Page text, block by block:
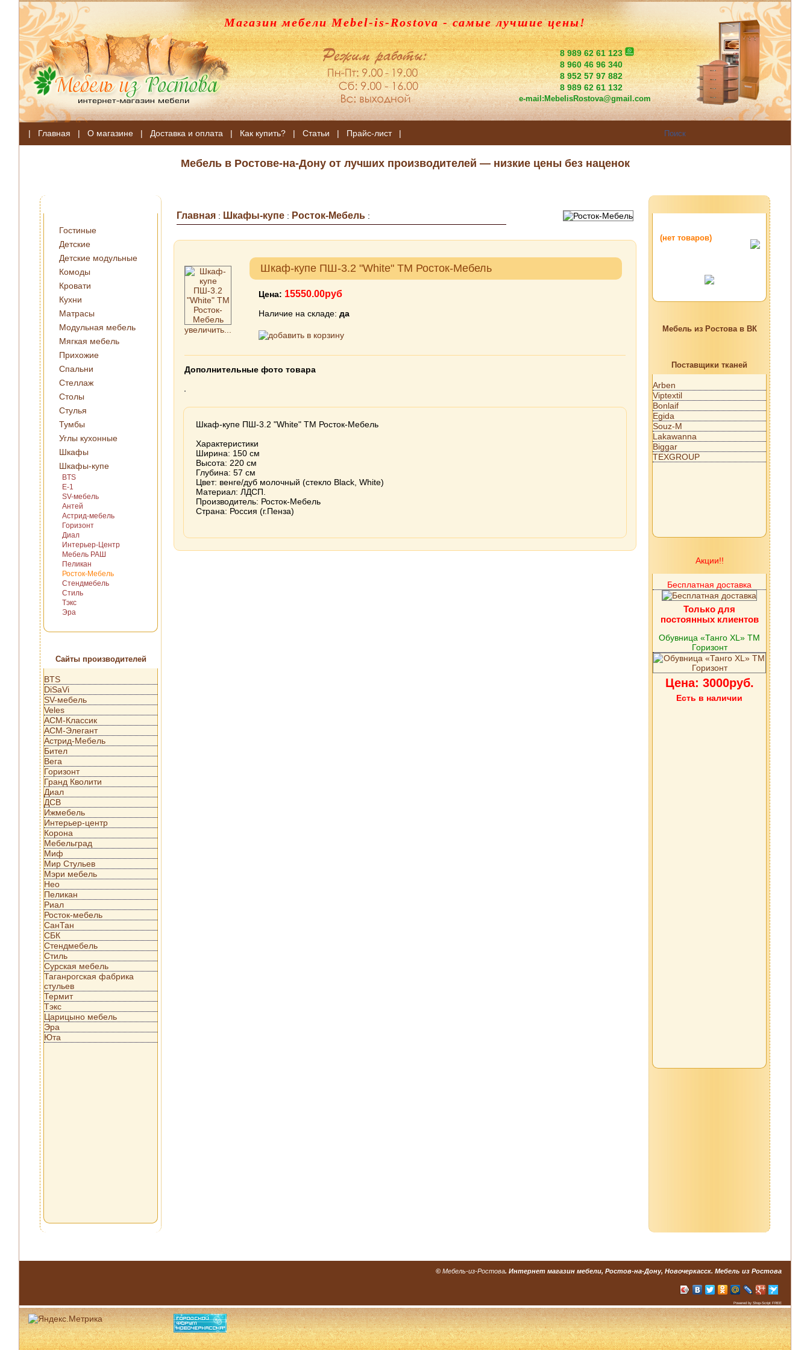
Магазин мебели Mebel-is-Rostova- самые лучшие цены!
8 989 62 61 123
8 960 46 96 340
8 952 57 97 882
8 989 62 61 132
e-mail:MebelisRostova@gmail.com
| Главная | О магазине | Доставка и оплата | Как купить? | Статьи | Прайс-лист |
Мебель в Ростове-на-Дону от лучших производителей — низкие цены без наценок
Гостиные
Детские
Детские модульные
Комоды
Кровати
Кухни
Матрасы
Модульная мебель
Мягкая мебель
Прихожие
Спальни
Стеллаж
Столы
Стулья
Тумбы
Углы кухонные
Шкафы
Шкафы-купе
BTS
E-1
SV-мебель
Антей
Астрид-мебель
Горизонт
Диал
Интерьер-Центр
Мебель РАШ
Пеликан
Росток-Мебель
Стендмебель
Стиль
Тэкс
Эра
Сайты производителей
BTS
DiSaVi
SV-мебель
Veles
АСМ-Классик
АСМ-Элегант
Астрид-Мебель
Бител
Вега
Горизонт
Гранд Кволити
Диал
ДСВ
Ижмебель
Интерьер-центр
Корона
Мебельград
Миф
Мир Стульев
Мэри мебель
Нео
Пеликан
Риал
Росток-мебель
СанТан
СБК
Стендмебель
Стиль
Сурская мебель
Таганрогская фабрика
стульев
Термит
Тэкс
Царицыно мебель
Эра
Юта
Главная : Шкафы-купе : Росток-Мебель :
увеличить...
Шкаф-купе ПШ-3.2 "White" ТМ Росток-Мебель
Цена: 15550.00руб
Наличие на складе: да
Дополнительные фото товара
Шкаф-купе ПШ-3.2 "White" ТМ Росток-Мебель
Характеристики
Ширина: 150 см
Высота: 220 см
Глубина: 57 см
Цвет: венге/дуб молочный (стекло Black, White)
Материал: ЛДСП.
Производитель: Росток-Мебель
Страна: Россия (г.Пенза)
Мебель из Ростова в ВК
Поставщики тканей
Arben
Viptextil
Bonlaif
Egida
Souz-M
Lakawanna
Biggar
TEXGROUP
Акции!!
Бесплатная доставка
Только для
постоянных клиентов
Обувница «Танго XL» ТМ
Горизонт
Цена: 3000руб.
Есть в наличии
© Мебель-из-Ростова. Интернет магазин мебели, Ростов-на-Дону, Новочеркасск. Мебель из Ростова
Powered by Shop-Script FREE